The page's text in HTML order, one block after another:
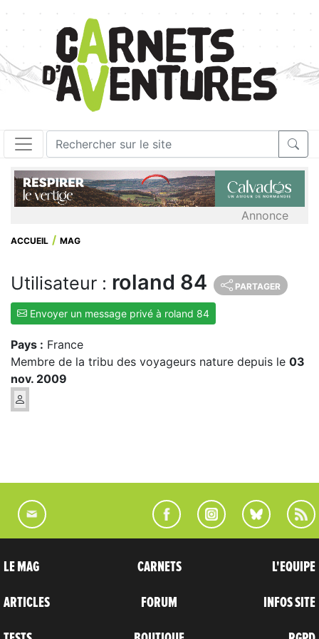
Annonce
ACCUEIL MAG
Utilisateur : roland 84 PARTAGER
Envoyer un message privé à roland 84
Pays : France
Membre de la tribu des voyageurs nature depuis le 03
nov. 2009
LE MAG
ARTICLES
CARNETS
FORUM
L'EQUIPE
INFOS SITE